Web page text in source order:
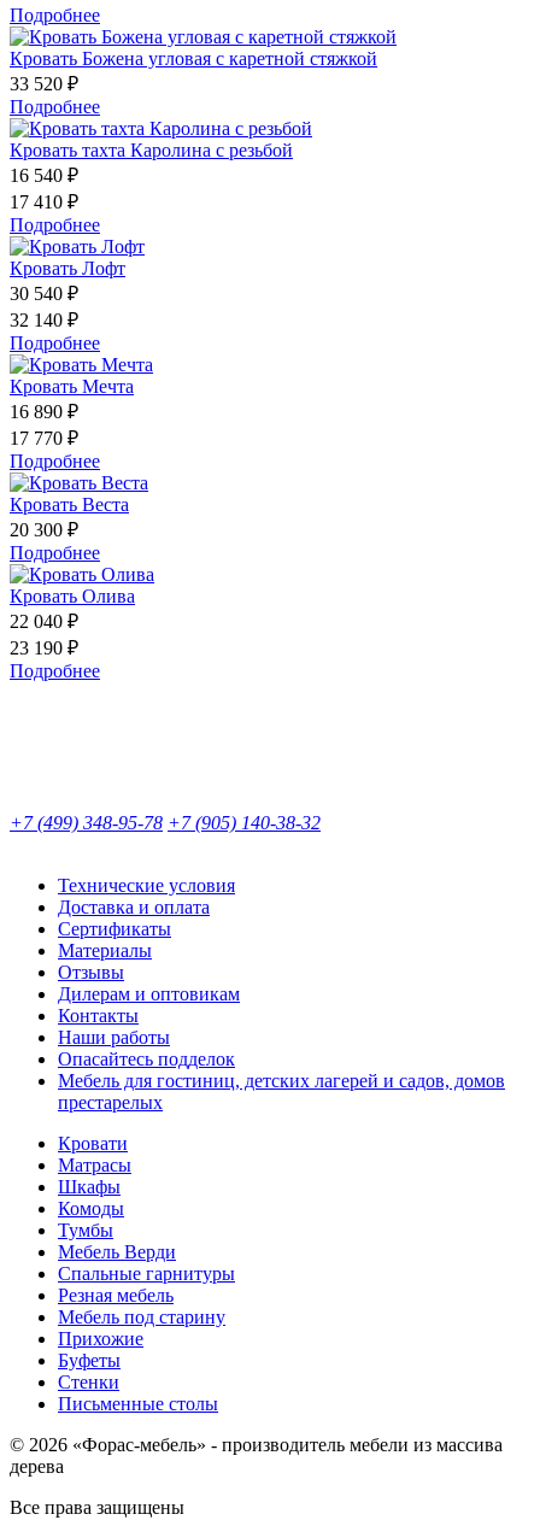
Подробнее
Кровать Божена угловая с каретной стяжкой
33 520 ₽
Подробнее
Кровать тахта Каролина с резьбой
16 540 ₽
17 410 ₽
Подробнее
Кровать Лофт
30 540 ₽
32 140 ₽
Подробнее
Кровать Мечта
16 890 ₽
17 770 ₽
Подробнее
Кровать Веста
20 300 ₽
Подробнее
Кровать Олива
22 040 ₽
23 190 ₽
Подробнее
+7 (499) 348-95-78 +7 (905) 140-38-32
Технические условия
Доставка и оплата
Сертификаты
Материалы
Отзывы
Дилерам и оптовикам
Контакты
Наши работы
Опасайтесь подделок
Мебель для гостиниц, детских лагерей и садов, домов
престарелых
Кровати
Матрасы
Шкафы
Комоды
Тумбы
Мебель Верди
Спальные гарнитуры
Резная мебель
Мебель под старину
Прихожие
Буфеты
Стенки
Письменные столы
© 2026 «Форас-мебель» - производитель мебели из массива
дерева
Все права защищены